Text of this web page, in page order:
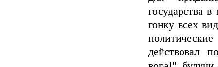
государства
гонку всех
действовал